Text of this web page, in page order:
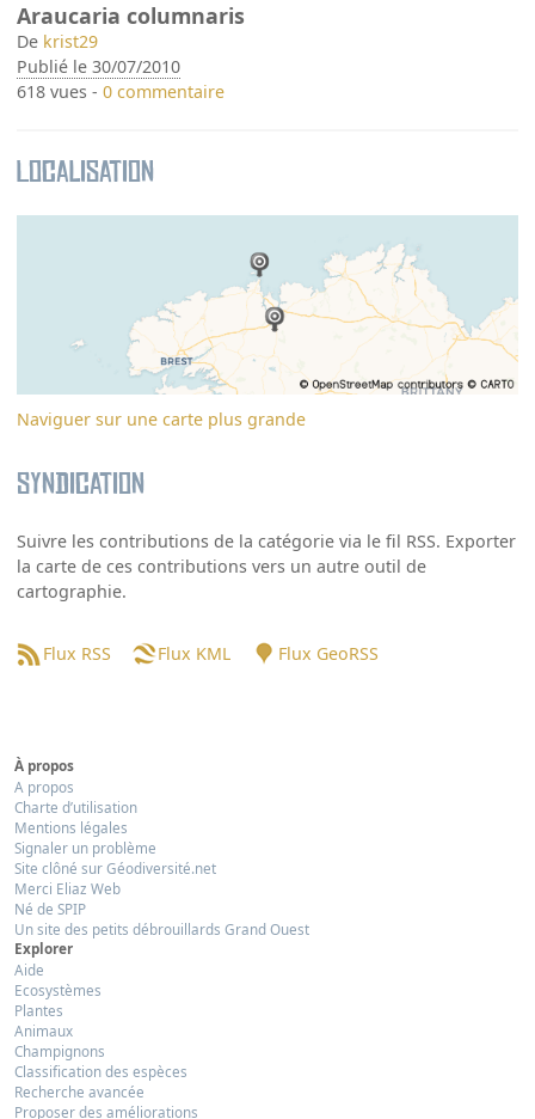
Araucaria columnaris
De krist29
Publié le 30/07/2010
618 vues -0 commentaire
Localisation
Naviguer sur une carte plus grande
Syndication
Suivre les contributions de la catégorie via le fil RSS. Exporter
la carte de ces contributions vers un autre outil de
cartographie.
Flux RSS Flux KML Flux GeoRSS
À propos
A propos
Charte d’utilisation
Mentions légales
Signaler un problème
Site clôné sur Géodiversité.net
Merci Eliaz Web
Né de SPIP
Un site des petits débrouillards Grand Ouest
Explorer
Aide
Ecosystèmes
Plantes
Animaux
Champignons
Classification des espèces
Recherche avancée
Proposer des améliorations